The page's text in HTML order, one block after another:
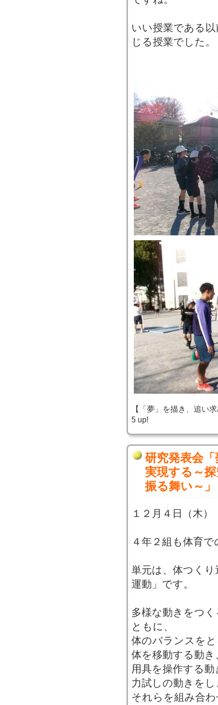
いい授業である
じる授業でした。
【「夢」を描き、追い
5 up!
研究発表会
実現する～
振る舞い～
１２月４日（木）
４年２組も体育
単元は、体つく
運動」です。
多様な動きをつ
ともに、
体のバランスを
体を移動する動き
用具を操作する動
力試しの動きをし
それらを組み合